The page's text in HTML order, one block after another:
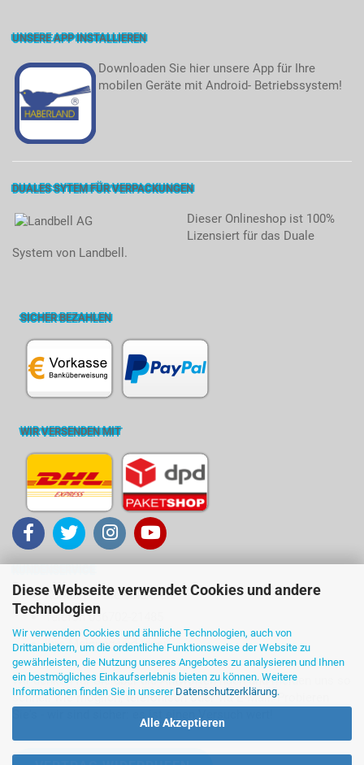
Diese Webseite verwendet Cookies und andere
Technologien
Wir verwenden Cookies und ähnliche Technologien, auch von
Drittanbietern, um die ordentliche Funktionsweise der Website zu
gewährleisten, die Nutzung unseres Angebotes zu analysieren und Ihnen
ein bestmögliches Einkaufserlebnis bieten zu können. Weitere
Informationen finden Sie in unserer Datenschutzerklärung.
Alle Akzeptieren
UNSERE APP INSTALLIEREN
Downloaden Sie hier unsere App für Ihre
mobilen Geräte mit Android- Betriebssystem!
DUALES SYTEM FÜR VERPACKUNGEN
Dieser Onlineshop ist 100%
Lizensiert für das Duale
System von Landbell.
SICHER BEZAHLEN
WIR VERSENDEN MIT
Kontakt ... Sie sind dran!
Telefon 036702-21485
Ihre Meinung und Ideen
Wir denken für Sie über die Antworten nach und melden uns so
schnell wie möglich, telefonisch oder via E-Mail. Probieren
Sie's - wir sind sicher: es ist einen Versuch wert!